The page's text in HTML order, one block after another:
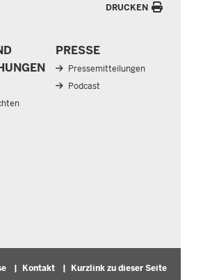
DRUCKEN
PRESSE
Pressemitteilungen
Podcast
Kontakt Kurzlink zu dieser Seite